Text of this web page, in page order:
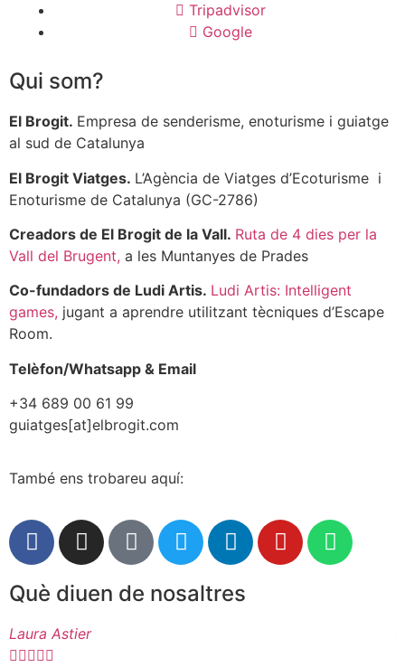
Tripadvisor
Google
Qui som?
El Brogit. Empresa de senderisme, enoturisme i guiatge
al sud de Catalunya
El Brogit Viatges. L’Agència de Viatges d’Ecoturisme i
Enoturisme de Catalunya (GC-2786)
Creadors de El Brogit de la Vall. Ruta de 4 dies per la
Vall del Brugent, a les Muntanyes de Prades
Co-fundadors de Ludi Artis. Ludi Artis: Intelligent
games, jugant a aprendre utilitzant tècniques d’Escape
Room.
Telèfon/Whatsapp & Email
+34 689 00 61 99
guiatges[at]elbrogit.com
També ens trobareu aquí:
Què diuen de nosaltres
Laura Astier
